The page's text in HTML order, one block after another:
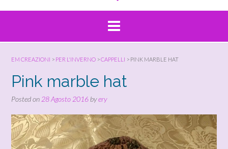
EM CREAZIONI > PER L'INVERNO >CAPPELLI > PINK MARBLE HAT
Pink marble hat
Posted on 28 Agosto 2016 byery